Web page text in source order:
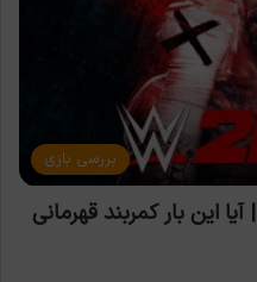
بررسی بازی
نقد و بررسی بازی WWE 2K26 | آیا این بار کمربند قهرمانی